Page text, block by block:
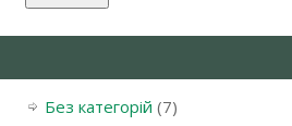
Без категорій (7)